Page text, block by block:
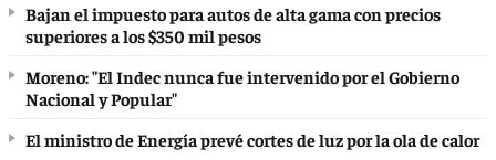
Bajan el impuesto para autos de alta gama con precios
superiores a los $350 mil pesos
Moreno: "El Indec nunca fue intervenido por el Gobierno
Nacional y Popular"
El ministro de Energía prevé cortes de luz por la ola de calor